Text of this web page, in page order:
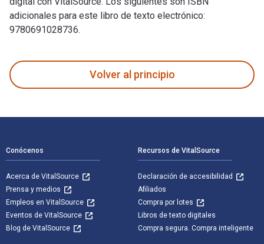
adicionales para este libro de texto electrónico:
9780691028736.
Volver al principio
Conócenos
Acerca de VitalSource
Prensa y medios
Empleos en VitalSource
Eventos de VitalSource
Blog de VitalSource
Recursos de VitalSource
Declaración de accesibilidad
Afiliados
Compra por lotes
Libros de texto digitales
Compra segura. Compra inteligente